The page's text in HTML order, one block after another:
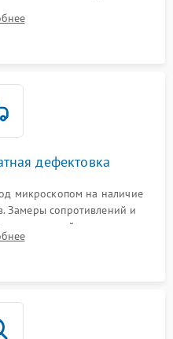
кристаллов чипов.
дефектовка
микроскопом на наличие
Замеры сопротивлений и
цепей питания,
и видеочипа.